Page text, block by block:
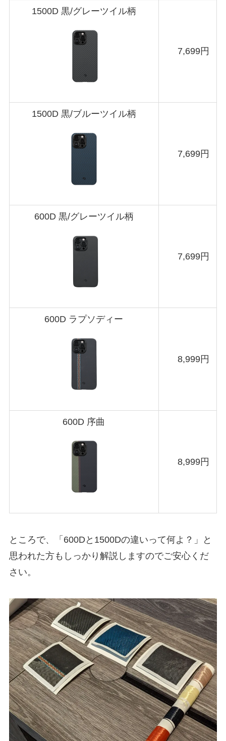
1500D 黒/グレーツイル柄
7,699円
1500D 黒/ブルーツイル柄
7,699円
600D 黒/グレーツイル柄
7,699円
600D ラプソディー
8,999円
600D 序曲
8,999円
ところで、「600Dと1500Dの違いって何よ？」と
思われた方もしっかり解説しますのでご安心くだ
さい。